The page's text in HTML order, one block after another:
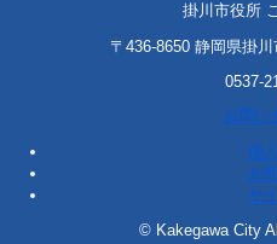
掛川市役所
〒436-8650 静岡県掛
0537-
お問い
個
お
サ
© Kakegawa City